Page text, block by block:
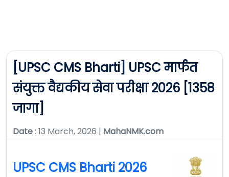
[UPSC CMS Bharti] UPSC मार्फत
संयुक्त वैद्यकीय सेवा परीक्षा 2026 [1358
जागा]
Date: 13 March, 2026 | MahaNMK.com
UPSC CMS Bharti 2026